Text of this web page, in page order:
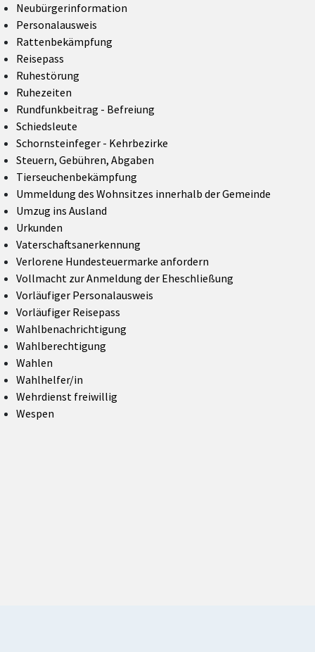
Neubürgerinformation
Personalausweis
Rattenbekämpfung
Reisepass
Ruhestörung
Ruhezeiten
Rundfunkbeitrag - Befreiung
Schiedsleute
Schornsteinfeger - Kehrbezirke
Steuern, Gebühren, Abgaben
Tierseuchenbekämpfung
Ummeldung des Wohnsitzes innerhalb der Gemeinde
Umzug ins Ausland
Urkunden
Vaterschaftsanerkennung
Verlorene Hundesteuermarke anfordern
Vollmacht zur Anmeldung der Eheschließung
Vorläufiger Personalausweis
Vorläufiger Reisepass
Wahlbenachrichtigung
Wahlberechtigung
Wahlen
Wahlhelfer/in
Wehrdienst freiwillig
Wespen